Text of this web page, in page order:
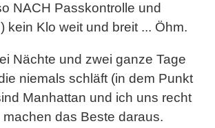
NACH Passkontrolle und
kein Klo weit und breit ... Öhm.
Nächte und zwei ganze Tage
niemals schläft (in dem Punkt
Manhattan und ich uns recht
das Beste daraus.